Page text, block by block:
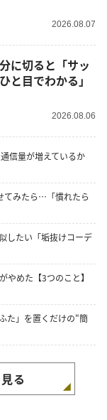
2026.08.07
に切ると「サッ
と目でわかる」
2026.08.06
信量が増えているか
てみたら…「慣れたら
したい「垢抜けコーデ
やめた【3つのこと】
た」を置くだけの"簡
る